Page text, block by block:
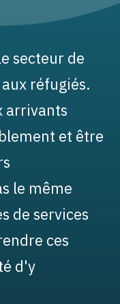
secteur de
réfugiés.
arrivants
et être
le même
de services
ces
d'y